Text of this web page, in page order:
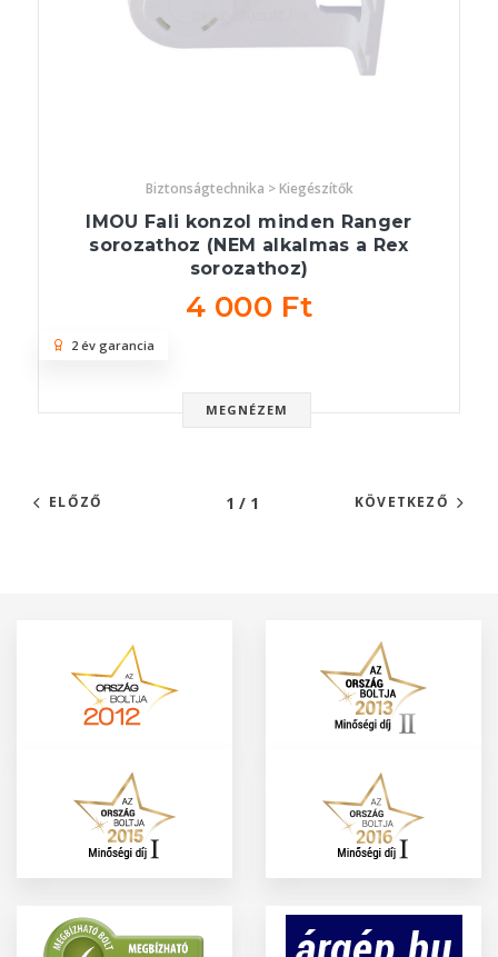
Biztonságtechnika > Kiegészítők
IMOU Fali konzol minden Ranger
sorozathoz (NEM alkalmas a Rex
sorozathoz)
4 000 Ft
MEGNÉZEM
2 év garancia
ELŐZŐ 1 / 1 KÖVETKEZŐ